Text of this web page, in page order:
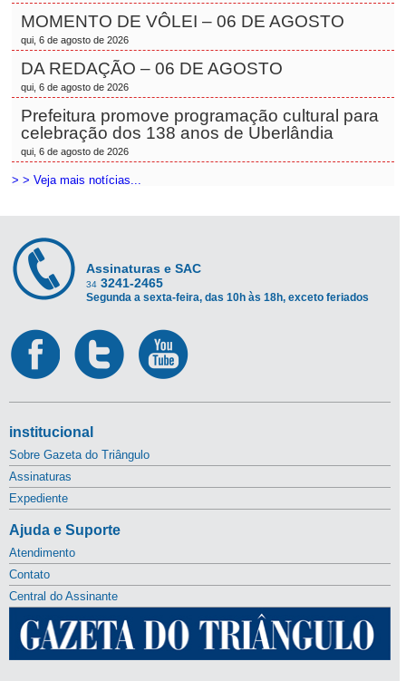
MOMENTO DE VÔLEI – 06 DE AGOSTO
qui, 6 de agosto de 2026
DA REDAÇÃO – 06 DE AGOSTO
qui, 6 de agosto de 2026
Prefeitura promove programação cultural para
celebração dos 138 anos de Uberlândia
qui, 6 de agosto de 2026
> > Veja mais notícias...
Assinaturas e SAC
34 3241-2465
Segunda a sexta-feira, das 10h às 18h, exceto feriados
institucional
Sobre Gazeta do Triângulo
Assinaturas
Expediente
Ajuda e Suporte
Atendimento
Contato
Central do Assinante